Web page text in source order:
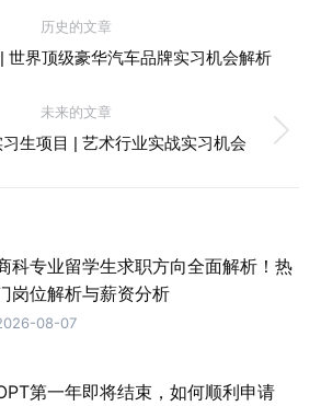
历史的文章
历
的
文
世界顶级豪华汽车品牌实习机会解析
未来的文章
未
生项目 | 艺术行业实战实习机会
科专业留学生求职方向全面解析！热
岗位解析与薪资分析
08-07
第一年即将结束，如何顺利申请